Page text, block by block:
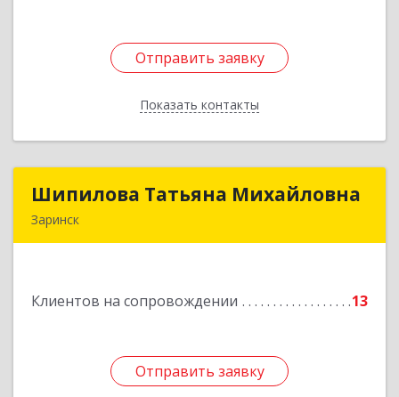
Отправить заявку
Показать контакты
Отправить заявку
Назад
Шипилова Татьяна Михайловна
Заринск
Клиентов на сопровождении 13
Отправить заявку
Шипилова Татьяна Михайловна
Отправить заявку